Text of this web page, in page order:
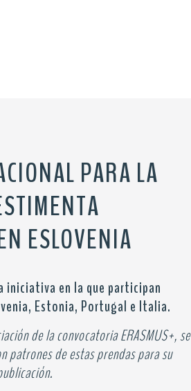
PARA LA
ESLOVENIA
iniciativa en la que participan
Estonia, Portugal e Italia.
de la convocatoria ERASMUS+, se
patrones de estas prendas para su